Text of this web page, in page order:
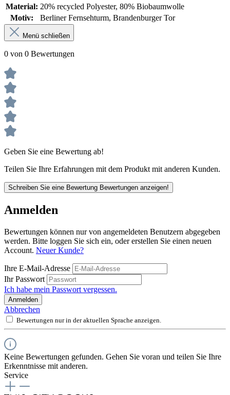
Material: 20% recycled Polyester, 80% Biobaumwolle
Motiv:
Berliner Fernsehturm, Brandenburger Tor
Menü schließen
0 von 0 Bewertungen
Geben Sie eine Bewertung ab!
Teilen Sie Ihre Erfahrungen mit dem Produkt mit anderen Kunden.
Schreiben Sie eine Bewertung Bewertungen anzeigen!
Anmelden
Bewertungen können nur von angemeldeten Benutzern abgegeben
werden. Bitte loggen Sie sich ein, oder erstellen Sie einen neuen
Account. Neuer Kunde?
Ihre E-Mail-Adresse
Ihr Passwort
Ich habe mein Passwort vergessen.
Anmelden
Abbrechen
Bewertungen nur in der aktuellen Sprache anzeigen.
Keine Bewertungen gefunden. Gehen Sie voran und teilen Sie Ihre
Erkenntnisse mit anderen.
Service